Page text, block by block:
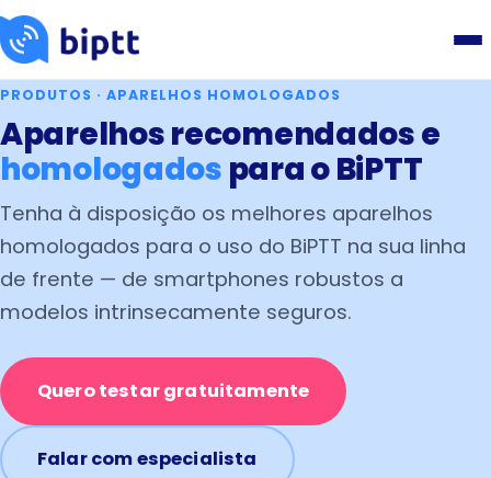
PRODUTOS · APARELHOS HOMOLOGADOS
Aparelhos recomendados e
homologados para o BiPTT
Tenha à disposição os melhores aparelhos
homologados para o uso do BiPTT na sua linha
de frente — de smartphones robustos a
modelos intrinsecamente seguros.
Quero testar gratuitamente
Falar com especialista